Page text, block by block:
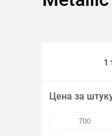
Всё для бани
Утеплители/
1
Цена за